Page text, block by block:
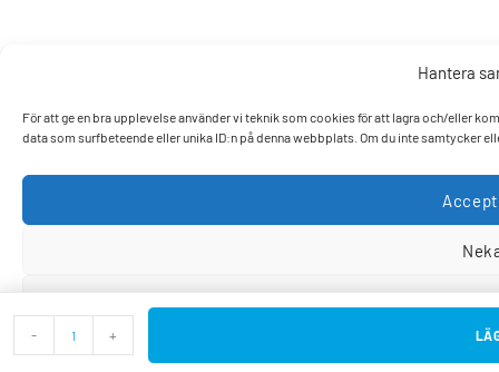
Hantera
För att ge en bra upplevelse använder vi teknik som cookies för att lagra och/eller
data som surfbeteende eller unika ID:n på denna webbplats. Om du inte samtycker
- +